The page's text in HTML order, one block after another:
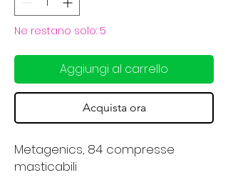
Ne restano solo: 5
Aggiungi al carrello
Acquista ora
Metagenics, 84 compresse
masticabili